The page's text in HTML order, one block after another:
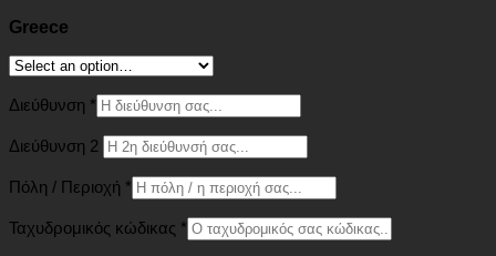
Greece
Διεύθυνση *
Διεύθυνση 2
Πόλη / Περιοχή *
Ταχυδρομικός κώδικας *